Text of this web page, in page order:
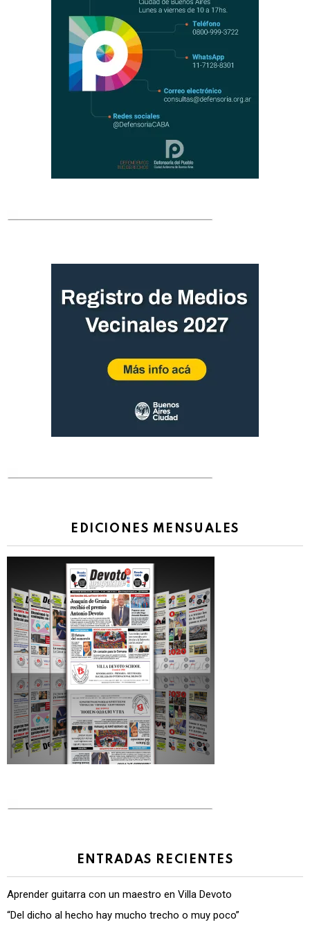
EDICIONES MENSUALES
ENTRADAS RECIENTES
Aprender guitarra con un maestro en Villa Devoto
“Del dicho al hecho hay mucho trecho o muy poco”